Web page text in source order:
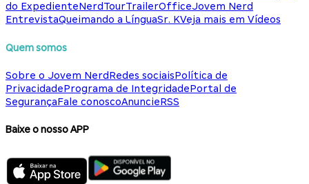
do ExpedienteNerdTourTrailerOfficeJovem Nerd
EntrevistaQueimando a LínguaSr. KVeja mais em Vídeos
Quem somos
Sobre o Jovem NerdRedes sociaisPolítica de
PrivacidadePrograma de IntegridadePortal de
SegurançaFale conoscoAnuncieRSS
Baixe o nosso APP